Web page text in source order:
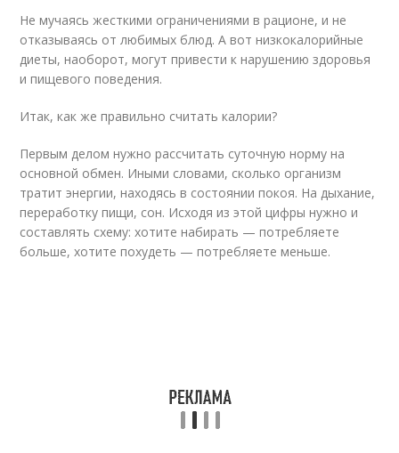
Не мучаясь жесткими ограничениями в рационе, и не
отказываясь от любимых блюд. А вот низкокалорийные
диеты, наоборот, могут привести к нарушению здоровья
и пищевого поведения.
Итак, как же правильно считать калории?
Первым делом нужно рассчитать суточную норму на
основной обмен. Иными словами, сколько организм
тратит энергии, находясь в состоянии покоя. На дыхание,
переработку пищи, сон. Исходя из этой цифры нужно и
составлять схему: хотите набирать — потребляете
больше, хотите похудеть — потребляете меньше.